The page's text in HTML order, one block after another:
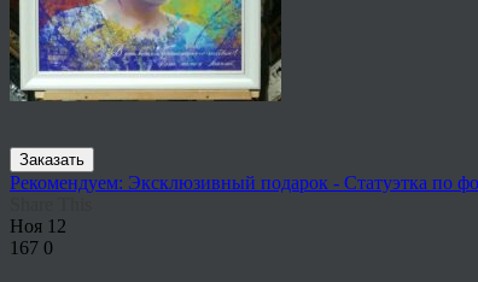
Заказать
Рекомендуем: Эксклюзивный подарок - Статуэтка по
Ноя 12
167 0